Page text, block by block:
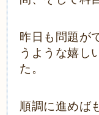
昨日も問題が
うような嬉し
た。
順調に進めば